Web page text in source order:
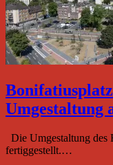
Umgestaltung
Die Umgestaltung
fertiggestellt.…